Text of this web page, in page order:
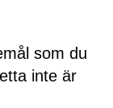
som du
inte är